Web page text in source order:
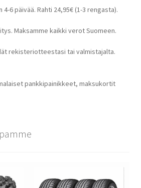
6 päivää. Rahti 24,95€ (1-3 rengasta).
Maksamme kaikki verot Suomeen.
rekisteriotteestasi tai valmistajalta.
pankkipainikkeet, maksukortit